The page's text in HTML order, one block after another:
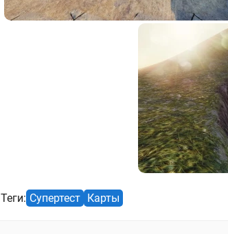
Теги: Супертест Карты